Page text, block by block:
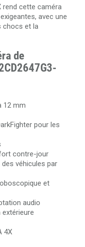
rend cette caméra
avec une
chocs et la
de
12 mm
pour les
contre-jour
véhicules par
et
audio
extérieure
4X